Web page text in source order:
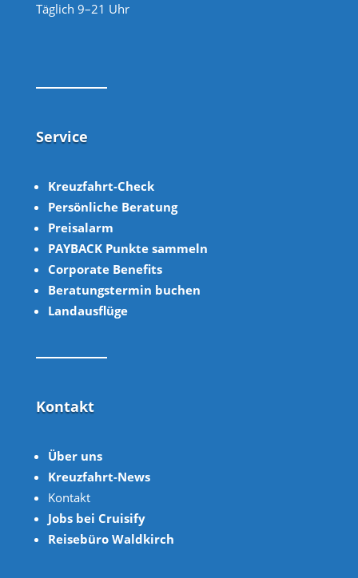
Täglich 9–21 Uhr
Service
Kreuzfahrt-Check
Persönliche Beratung
Preisalarm
PAYBACK Punkte sammeln
Corporate Benefits
Beratungstermin buchen
Landausflüge
Kontakt
Über uns
Kreuzfahrt-News
Kontakt
Jobs bei Cruisify
Reisebüro Waldkirch